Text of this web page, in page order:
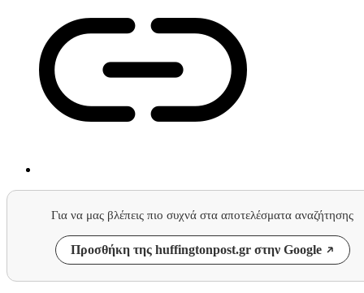
Για να μας βλέπεις πιο συχνά στα αποτελέσματα αναζήτησης
Προσθήκη της huffingtonpost.gr στην Google